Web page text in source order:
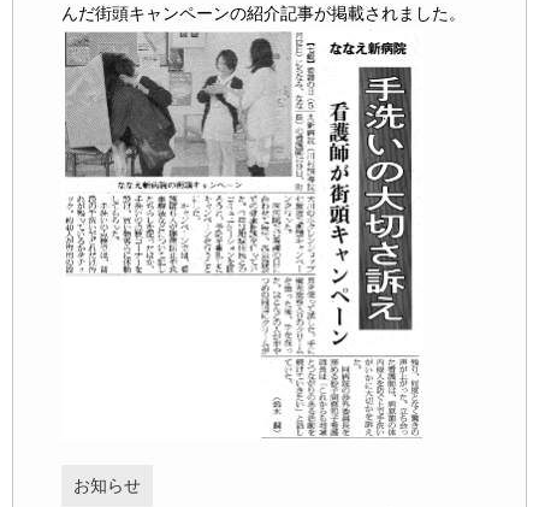
んだ街頭キャンペーンの紹介記事が掲載されました。
お知らせ